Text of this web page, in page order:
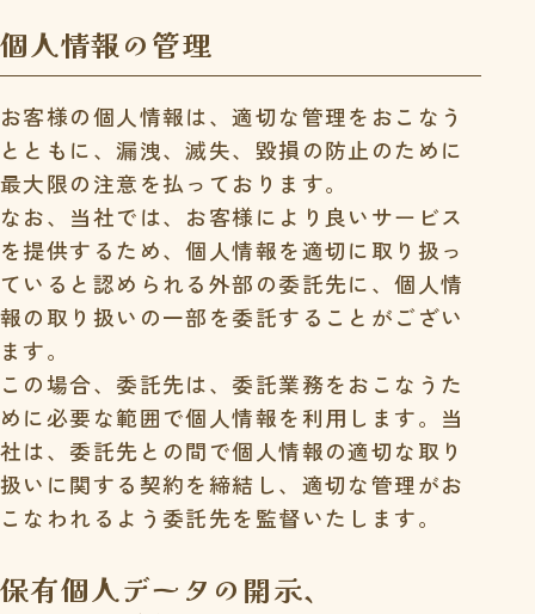
個人情報の管理
お客様の個人情報は、適切な管理をおこなう
とともに、漏洩、滅失、毀損の防止のために
最大限の注意を払っております。
なお、当社では、お客様により良いサービス
を提供するため、個人情報を適切に取り扱っ
ていると認められる外部の委託先に、個人情
報の取り扱いの一部を委託することがござい
ます。
この場合、委託先は、委託業務をおこなうた
めに必要な範囲で個人情報を利用します。当
社は、委託先との間で個人情報の適切な取り
扱いに関する契約を締結し、適切な管理がお
こなわれるよう委託先を監督いたします。
保有個人データの開示、